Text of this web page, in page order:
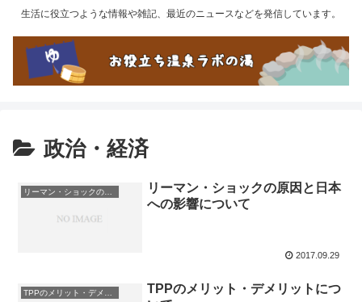
生活に役立つような情報や雑記、最近のニュースなどを発信しています。
政治・経済
リーマン・ショックの原因と日本への影響について
リーマン・ショックの原因と日本
への影響について
2017.09.29
TPPのメリット・デメリットについて
TPPのメリット・デメリットにつ